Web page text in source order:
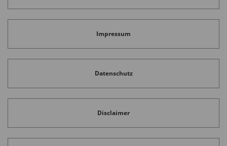
Impressum
Datenschutz
Disclaimer